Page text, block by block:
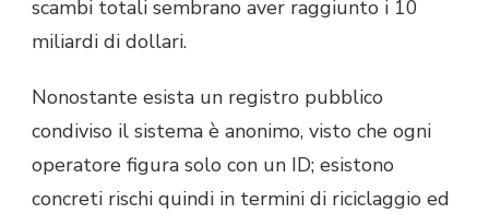
scambi totali sembrano aver raggiunto i 10
miliardi di dollari.
Nonostante esista un registro pubblico
condiviso il sistema è anonimo, visto che ogni
operatore figura solo con un ID; esistono
concreti rischi quindi in termini di riciclaggio ed